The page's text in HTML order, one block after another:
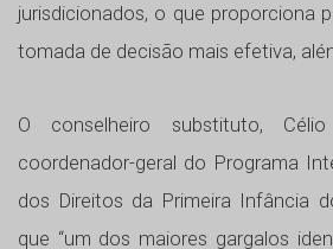
jurisdicionados, o que proporciona
tomada de decisão mais efetiva,
O conselheiro substituto,
coordenador-geral do Programa
dos Direitos da Primeira Infância
que “um dos maiores gargalos